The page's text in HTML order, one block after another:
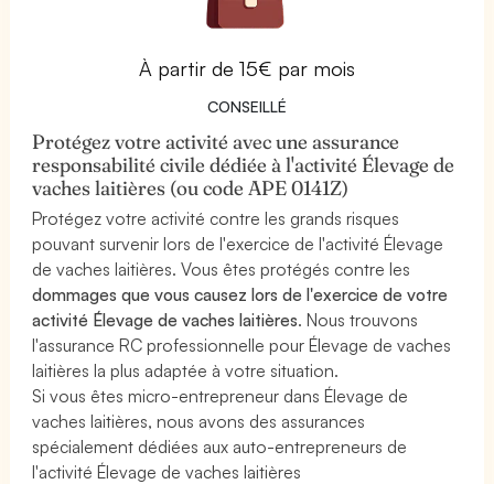
À partir de 15€ par mois
CONSEILLÉ
Protégez votre activité avec une assurance
responsabilité civile dédiée à l'activité Élevage de
vaches laitières (ou code APE 0141Z)
Protégez votre activité contre les grands risques
pouvant survenir lors de l'exercice de l'activité Élevage
de vaches laitières. Vous êtes protégés contre les
dommages que vous causez lors de l'exercice de votre
activité Élevage de vaches laitières. Nous trouvons
l'assurance RC professionnelle pour Élevage de vaches
laitières la plus adaptée à votre situation.
Si vous êtes micro-entrepreneur dans Élevage de
vaches laitières, nous avons des assurances
spécialement dédiées aux auto-entrepreneurs de
l'activité Élevage de vaches laitières